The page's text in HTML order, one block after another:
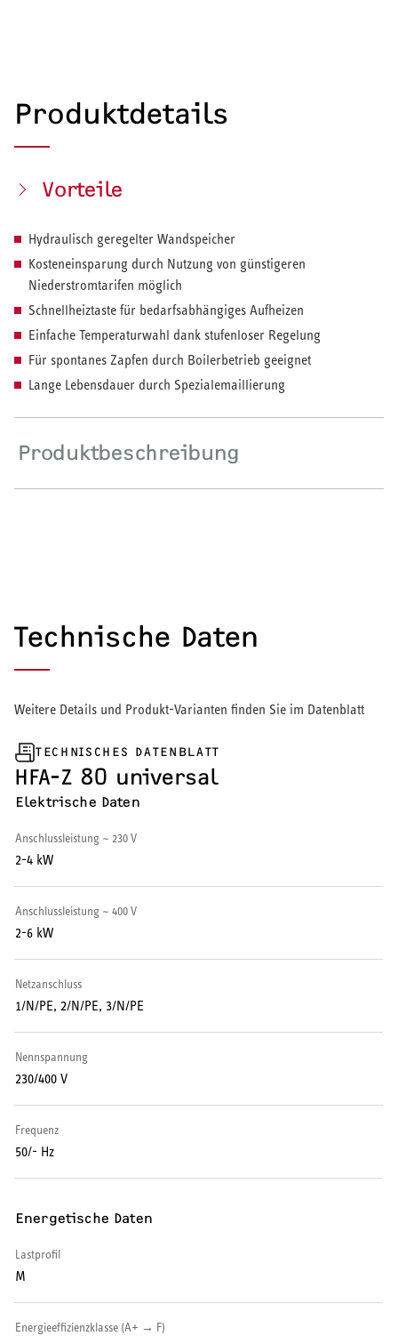
HEIZEN UND KÜHLEN
Puffer- und Trinkwarmwasserspeicher
Warmwasserspeicher
Wohnungsstationen
Händetrockner
Lüftungsanlagen
SERVICE
Serviceleistungen
Produktdetails
Vorteile
Hydraulisch geregelter Wandspeicher
Kosteneinsparung durch Nutzung von günstigeren
Niederstromtarifen möglich
Schnellheiztaste für bedarfsabhängiges Aufheizen
Einfache Temperaturwahl dank stufenloser Regelung
Für spontanes Zapfen durch Boilerbetrieb geeignet
Lange Lebensdauer durch Spezialemaillierung
Produktbeschreibung
Technische Daten
Weitere Details und Produkt-Varianten finden Sie im Datenblatt
TECHNISCHES DATENBLATT
HFA-Z 80 universal
Elektrische Daten
Anschlussleistung ~ 230 V
2-4 kW
Anschlussleistung ~ 400 V
2-6 kW
Netzanschluss
1/N/PE, 2/N/PE, 3/N/PE
Nennspannung
230/400 V
Frequenz
50/- Hz
Energetische Daten
Lastprofil
M
Energieeffizienzklasse (A+ → F)